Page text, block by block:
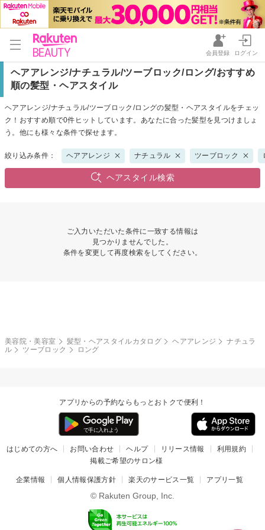
会員登録 ログイン
ヘアアレンジ/ナチュラル/ツーブロック/ロング/おすすめ
順の髪型・ヘアスタイル
ヘアアレンジ/ナチュラル/ツーブロック/ロングの髪型・ヘアスタイルをチェッ
ク！おすすめ順で0件ヒットしています。あなたに合った髪型を見つけましょ
う。他にも様々な条件で探せます。
絞り込み条件： ヘアアレンジ ナチュラル ツーブロック
ヘアスタイル検索
ご入力いただいた条件に一致する情報は
見つかりませんでした。
条件を変更して再度検索をしてください。
美容院・美容室 髪型・ヘアスタイルカタログ ヘアアレンジ
ナチュラ
ル
ツーブロック ロング
アプリからの予約ならもっとおトクで便利！
はじめての方へ お問い合わせ ヘルプ リリース情報
利用規約
掲載ご希望のサロン様
企業情報 個人情報保護方針 楽天のサービス一覧 アプリ一覧
© Rakuten Group, Inc.